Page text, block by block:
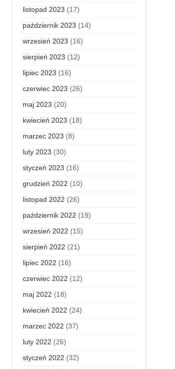
listopad 2023 (17)
październik 2023 (14)
wrzesień 2023 (16)
sierpień 2023 (12)
lipiec 2023 (16)
czerwiec 2023 (26)
maj 2023 (20)
kwiecień 2023 (18)
marzec 2023 (8)
luty 2023 (30)
styczeń 2023 (16)
grudzień 2022 (10)
listopad 2022 (26)
październik 2022 (19)
wrzesień 2022 (15)
sierpień 2022 (21)
lipiec 2022 (16)
czerwiec 2022 (12)
maj 2022 (18)
kwiecień 2022 (24)
marzec 2022 (37)
luty 2022 (26)
styczeń 2022 (32)